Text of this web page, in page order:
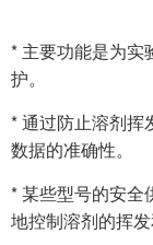
* 主要功能是为实
护。
* 通过防止溶剂挥
数据的准确性。
* 某些型号的安全
地控制溶剂的挥发